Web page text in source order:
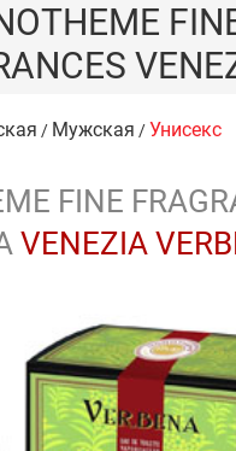
/ Мужская /Унисекс
FINE
VENEZIA